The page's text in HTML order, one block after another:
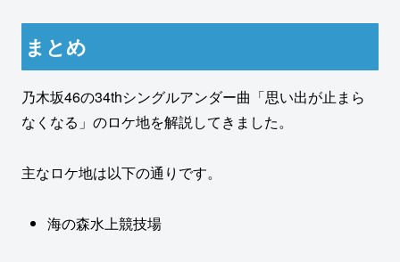
まとめ
乃木坂46の34thシングルアンダー曲「思い出が止まら
なくなる」のロケ地を解説してきました。
主なロケ地は以下の通りです。
海の森水上競技場